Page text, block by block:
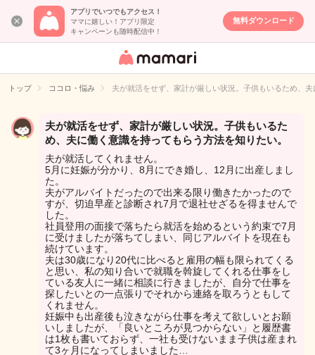
アプリでいつでもアクセス！
ママに嬉しい！アプリ限定
キャンペーンも随時配信中！
無料ダウンロード
女性専用匿名QA
イト
トップ ココロ・悩み 夫が就活をせず、家計が厳しい状況。子供もいるため、
夫が就活をせず、家計が厳しい状況。子供もいるた
め、夫に働く意識を持ってもらう方法を知りたい。
夫が就活してくれません。
5月に妊娠が分かり、8月にでき婚し、12月に出産しまし
た。
夫がアルバイトだったので出来る限り働きたかったので
すが、切迫早産と診断され7月で退社せざるを得ませんで
した。
社員登用の面接で落ちたら就活を始めるという約束で7月
に受けましたが落ちてしまい、同じアルバイトを現在も
続けています。
夫は30歳になり20代に比べると雇用の幅も限られてくる
と思い、私の知り合いで就職を斡旋してくれる仕事をし
ている友人に一緒に相談に行きましたが、自分で仕事を
探したいとの一点張りでそれから連絡を取ろうともして
くれません。
妊娠中も出産後も泣きながら仕事を考えて欲しいとお願
いしましたが、「良いところが見つからない」と履歴書
は1枚も書いておらず、一社も受けないまま子供は産まれ
て3ヶ月になってしまいました…